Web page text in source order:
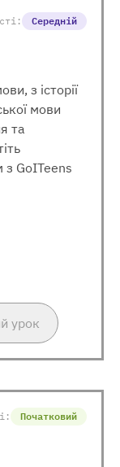
Середній
з історії
мови
та
GoITeens
урок
Початковий